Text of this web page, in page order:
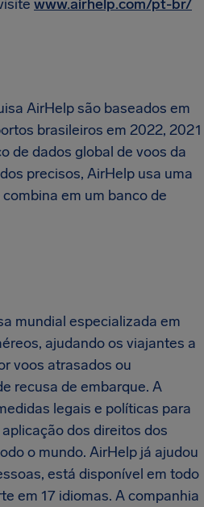
www.airhelp.com/pt-br/
AirHelp são baseados em
brasileiros em 2022, 2021
de dados global de voos da
precisos, AirHelp usa uma
em um banco de
mundial especializada em
ajudando os viajantes a
voos atrasados ou
recusa de embarque. A
legais e políticas para
dos direitos dos
o mundo. AirHelp já ajudou
está disponível em todo
em 17 idiomas. A companhia